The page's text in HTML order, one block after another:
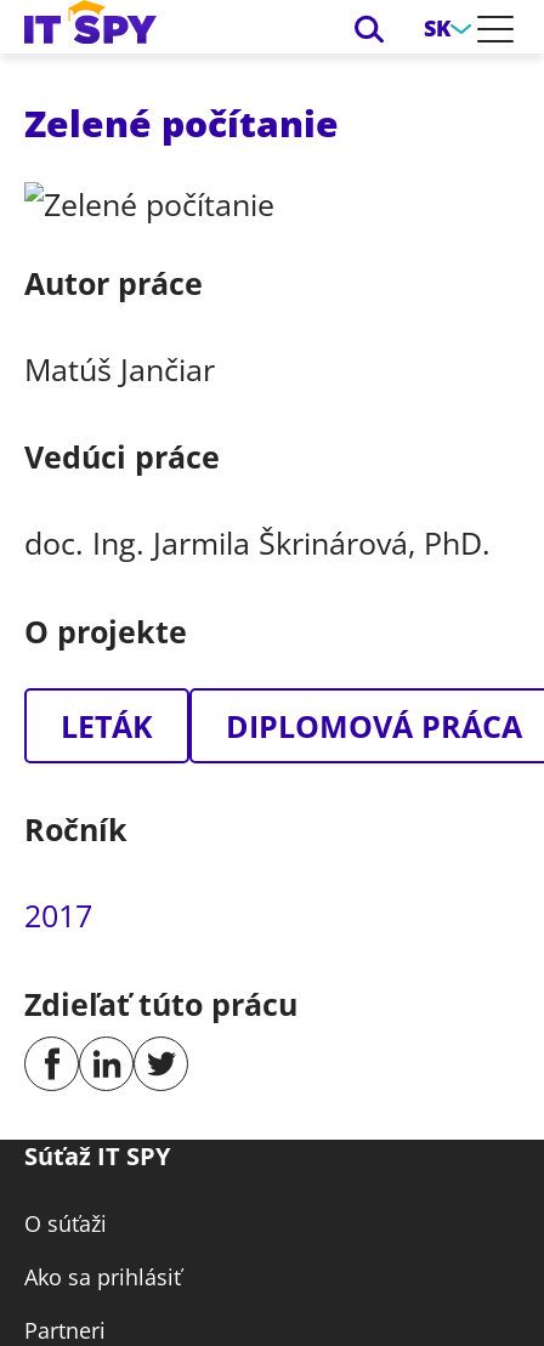
SK
Zelené počítanie
Autor práce
Matúš Jančiar
Vedúci práce
doc. Ing. Jarmila Škrinárová, PhD.
O projekte
LETÁK DIPLOMOVÁ PRÁCA
Ročník
2017
Zdieľať túto prácu
Súťaž IT SPY
O súťaži
Ako sa prihlásiť
Partneri